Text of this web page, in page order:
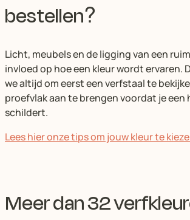
bestellen?
Licht, meubels en de ligging van een
invloed op hoe een kleur wordt ervaren.
we altijd om eerst een verfstaal te
proefvlak aan te brengen voordat je een
schildert.
Lees hier onze tips om jouw kleur te
Meer dan 32